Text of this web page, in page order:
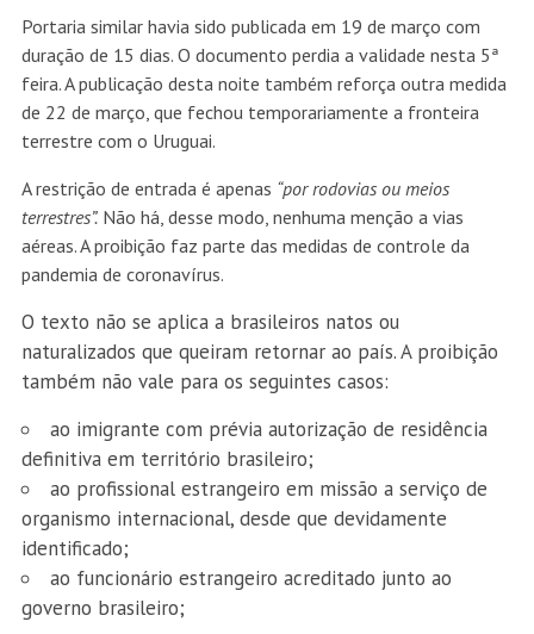
Portaria similar havia sido publicada em 19 de março com
duração de 15 dias. O documento perdia a validade nesta 5ª
feira. A publicação desta noite também reforça outra medida
de 22 de março, que fechou temporariamente a fronteira
terrestre com o Uruguai.
A restrição de entrada é apenas “por rodovias ou meios
terrestres”.Não há, desse modo, nenhuma menção a vias
aéreas. A proibição faz parte das medidas de controle da
pandemia de coronavírus.
O texto não se aplica a brasileiros natos ou
naturalizados que queiram retornar ao país. A proibição
também não vale para os seguintes casos:
ao imigrante com prévia autorização de residência
definitiva em território brasileiro;
ao profissional estrangeiro em missão a serviço de
organismo internacional, desde que devidamente
identificado;
ao funcionário estrangeiro acreditado junto ao
governo brasileiro;